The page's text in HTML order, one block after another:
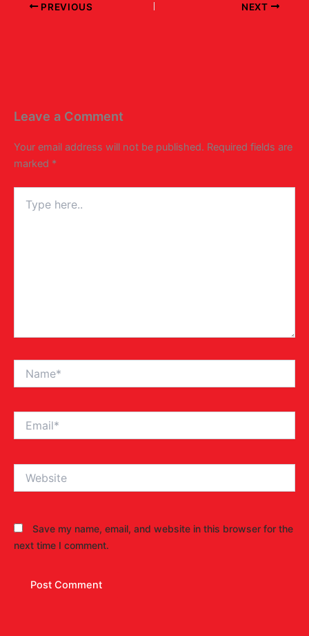
PREVIOUS NEXT
Leave a Comment
Your email address will not be published. Required fields are
marked *
here..
Save my name, email, and website in this browser for the
next time I comment.